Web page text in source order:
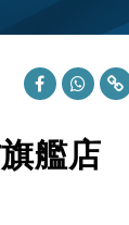
艦店